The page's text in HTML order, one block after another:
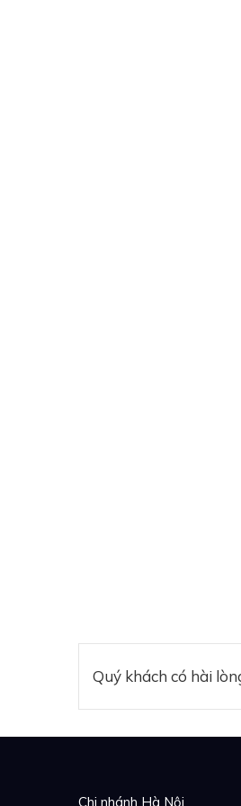
Quý khách có hài
Chi nhánh Hà Nội